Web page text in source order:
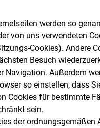
werden so
von uns verwendeten
Cookies). Andere
Besuch
Navigation. Außerdem
so einstellen, dass
Cookies für bestimmte
sein.
der ordnungsgemäßen